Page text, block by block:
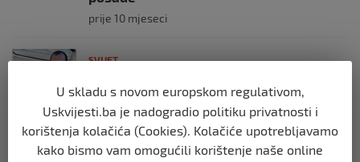
prije 10 mjeseci
SVIJET
i uplovio u Gazu – kapetan iz Sarajeva
vijori zastavu BiH
prije 10 mjeseci
U skladu s novom europskom regulativom,
Uskvijesti.ba je nadogradio politiku privatnosti i
korištenja kolačića (Cookies). Kolačiće upotrebljavamo
kako bismo vam omogućili korištenje naše online